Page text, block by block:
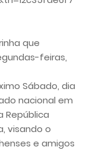
que
feiras,
Sábado, dia
nacional em
República
visando o
e amigos